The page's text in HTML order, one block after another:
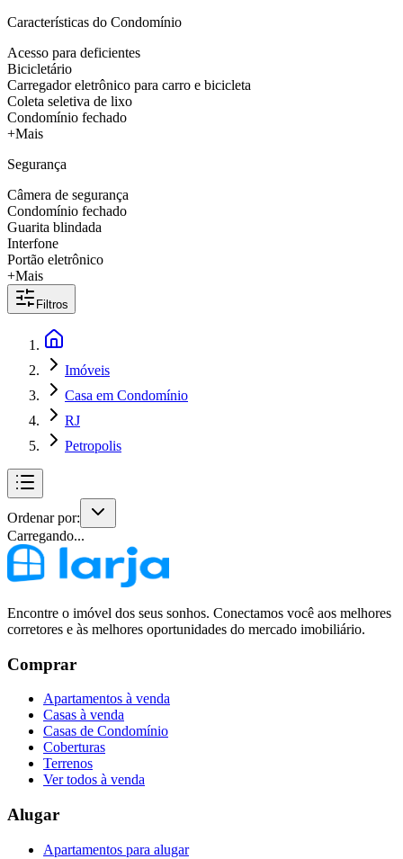
Características do Condomínio
Acesso para deficientes
Bicicletário
Carregador eletrônico para carro e bicicleta
Coleta seletiva de lixo
Condomínio fechado
+Mais
Segurança
Câmera de segurança
Condomínio fechado
Guarita blindada
Interfone
Portão eletrônico
+Mais
Filtros
Imóveis
Casa em Condomínio
RJ
Petropolis
Ordenar por:
Carregando...
Encontre o imóvel dos seus sonhos. Conectamos você aos melhores
corretores e às melhores oportunidades do mercado imobiliário.
Comprar
Apartamentos à venda
Casas à venda
Casas de Condomínio
Coberturas
Terrenos
Ver todos à venda
Alugar
Apartamentos para alugar